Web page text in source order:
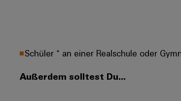
Schüler * an einer Realschule oder
Außerdem solltest Du...